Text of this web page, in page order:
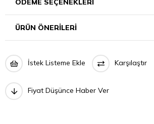
ÖDEME SEÇENEKLERI
ÜRÜN ÖNERILERI
İstek Listeme Ekle Karşılaştır
Fiyat Düşünce Haber Ver